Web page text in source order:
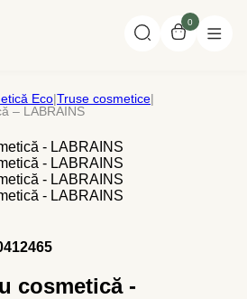
0
Eco|Truse cosmetice|
– LABRAINS
cosmetică -